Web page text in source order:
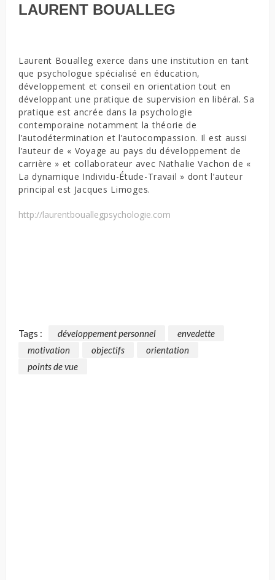
LAURENT BOUALLEG
Laurent Boualleg exerce dans une institution en tant
que psychologue spécialisé en éducation,
développement et conseil en orientation tout en
développant une pratique de supervision en libéral. Sa
pratique est ancrée dans la psychologie
contemporaine notamment la théorie de
l’autodétermination et l’autocompassion. Il est aussi
l’auteur de « Voyage au pays du développement de
carrière » et collaborateur avec Nathalie Vachon de «
La dynamique Individu-Étude-Travail » dont l’auteur
principal est Jacques Limoges.
http://laurentbouallegpsychologie.com
Tags : développement personnel
envedette
motivation
objectifs
orientation
points de vue